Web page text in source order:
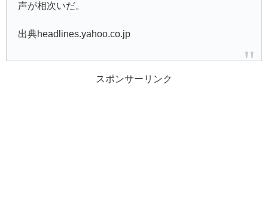
声が相次いだ。
出典headlines.yahoo.co.jp
スポンサーリンク